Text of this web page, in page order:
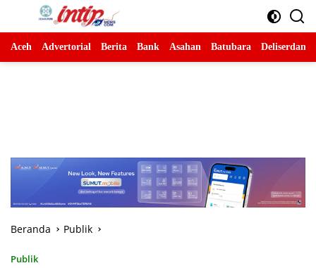
Langsung
Aceh Advertorial Berita Bank Asahan Batubara Deliserdang
Beranda Publik
Publik